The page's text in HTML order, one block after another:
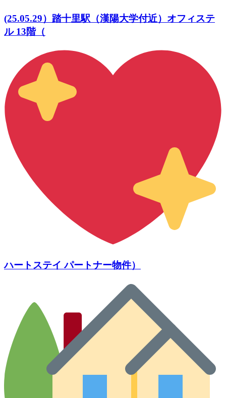
(25.05.29）踏十里駅（漢陽大学付近）オフィステ
ル 13階（
ハートステイ パートナー物件）